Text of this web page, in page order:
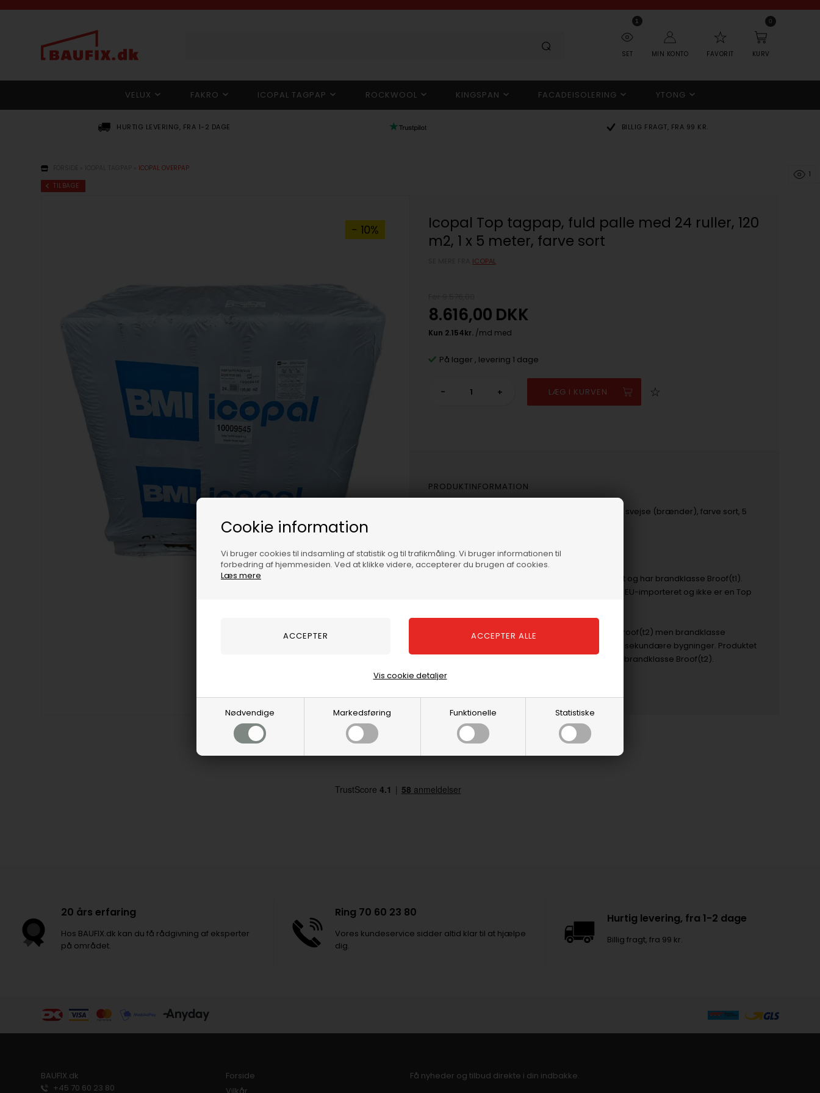
Cookie information
Vi bruger cookies til indsamling af statistik og til trafikmåling. Vi bruger informationen til
forbedring af hjemmesiden. Ved at klikke videre, accepterer du brugen af cookies.
Læs mere
Nødvendige Markedsføring Funktionelle Statistiske
Vis cookie detaljer
SET
1
MIN KONTO FAVORIT
0
KURV
VELUX FAKRO ICOPAL TAGPAP ROCKWOOL KINGSPAN FACADEISOLERING YTONG
HURTIG LEVERING, FRA 1-2 DAGE BILLIG FRAGT, FRA 99 KR.
ICOPAL OVERPAP
TILBAGE
- 10%
Icopal Top tagpap, fuld palle med 24 ruller, 120
m2, 1 x 5 meter, farve sort
ICOPAL
8.616,00 DKK
På lager , levering 1 dage
- +
PRODUKTINFORMATION
Icopal Top tagpap PYE PV250 S 5,2s, SBS overpap svejse (brænder), farve sort, 5
Fuld palle med 24 ruller, 120 m2
Vær opmærksom på, at produktet er CE-mærket og har brandklasse Broof(t1).
Ydermere gør vi opmærksom på, at produktet er EU-importeret og ikke er en Top
Produktet ikke er brandgodkendt i brandklasse Broof(t2) men brandklasse
Broof(t1) og derfor alene kan anvendes lovligt på sekundære bygninger. Produktet
er brandgodkendt i Danmark af anden importør i brandklasse Broof(t2).
20 års erfaring
Hos BAUFIX.dk kan du få rådgivning af eksperter
på området.
Ring 70 60 23 80
Vores kundeservice sidder altid klar til at hjælpe
dig.
Hurtig levering, fra 1-2 dage
Billig fragt, fra 99 kr.
BAUFIX.dk
+45 70 60 23 80
Forside
Få nyheder og tilbud direkte i din indbakke.
1